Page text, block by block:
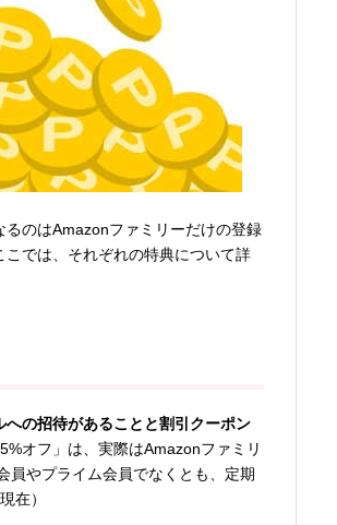
のはAmazonファミリーだけの登録
では、それぞれの特典について詳
への招待があることと割引クーポン
オフ」は、実際はAmazonファミリ
員やプライム会員でなくとも、定期
在）